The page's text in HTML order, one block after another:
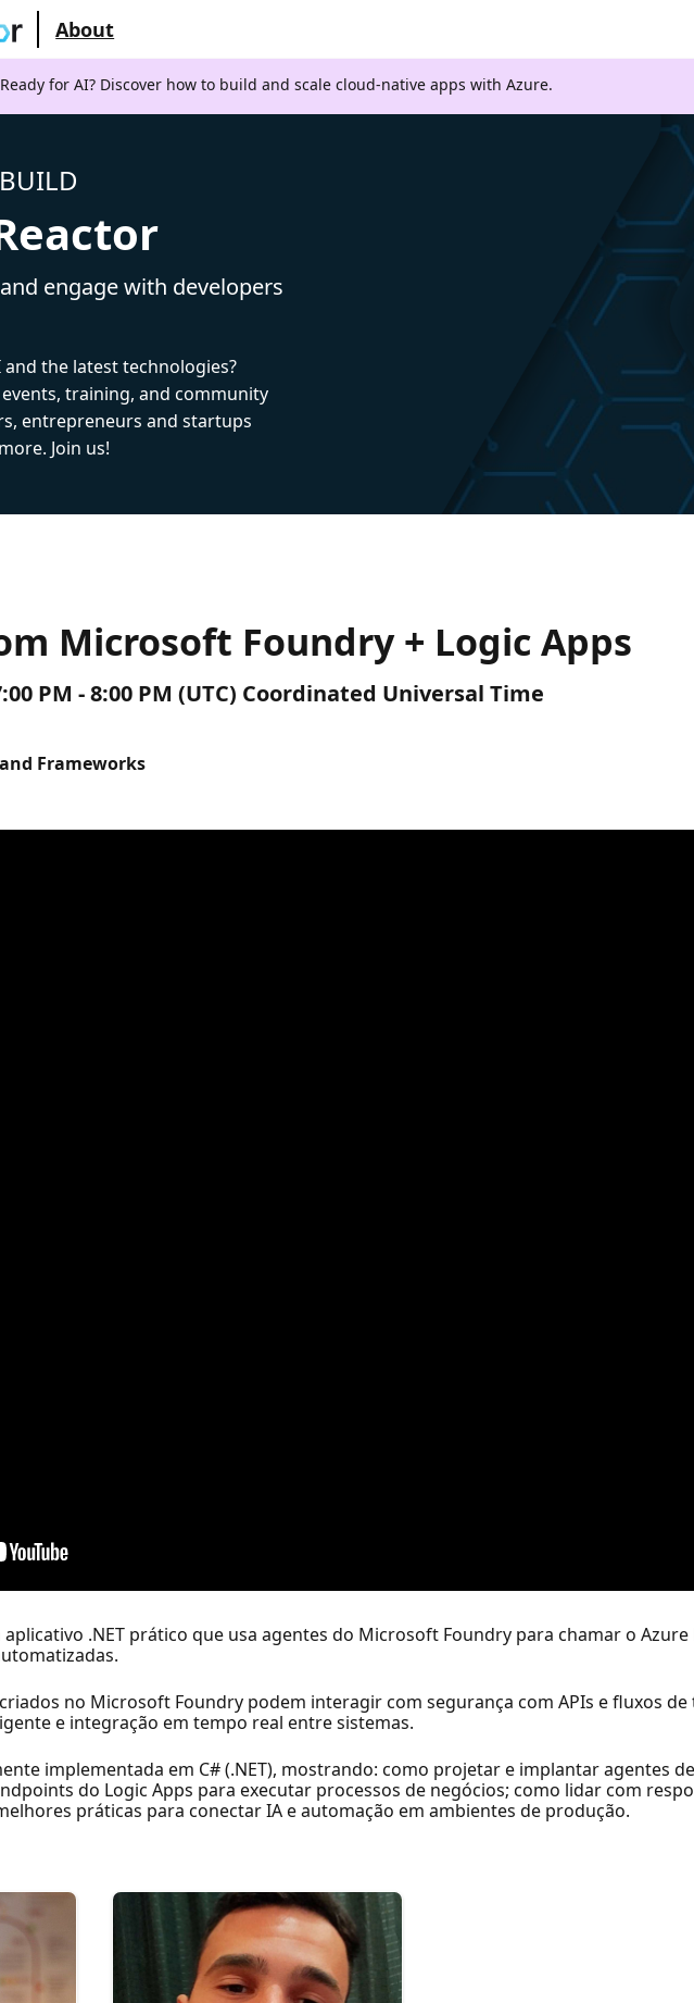
About
Ready for AI? Discover how to build and scale cloud-native apps with Azure.
engage with developers
the latest technologies?
training, and community
entrepreneurs and startups
Join us!
Microsoft Foundry + Logic Apps
PM - 8:00 PM (UTC) Coordinated Universal Time
Frameworks
.NET prático que usa agentes do Microsoft Foundry para chamar o
no Microsoft Foundry podem interagir com segurança com APIs e fluxos
e integração em tempo real entre sistemas.
implementada em C# (.NET), mostrando: como projetar e implantar agentes
do Logic Apps para executar processos de negócios; como lidar com
práticas para conectar IA e automação em ambientes de produção.